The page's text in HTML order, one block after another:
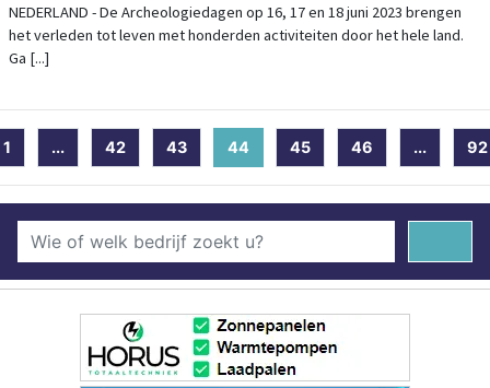
NEDERLAND - De Archeologiedagen op 16, 17 en 18 juni 2023 brengen
het verleden tot leven met honderden activiteiten door het hele land.
Ga [...]
1 ... 42 43 44 (current)
45 46 ... 92